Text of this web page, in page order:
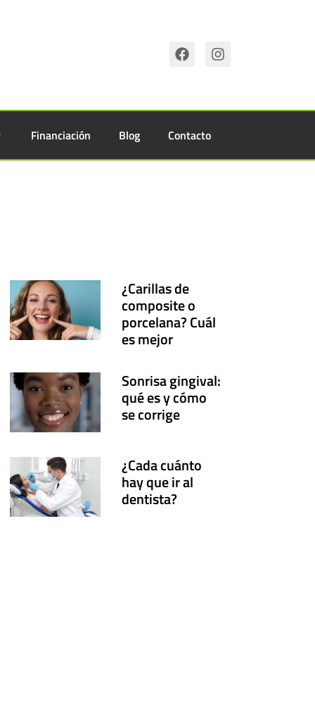
Financiación Blog Contacto
¿Carillas de
composite o
porcelana? Cuál
es mejor
Sonrisa gingival:
qué es y cómo
se corrige
¿Cada cuánto
hay que ir al
dentista?